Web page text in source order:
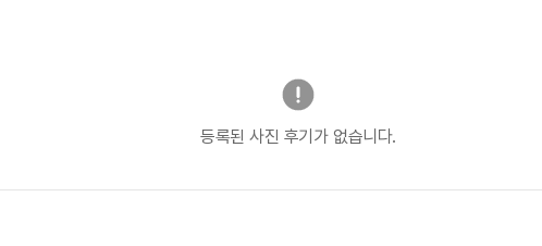
등록된 사진 후기가 없습니다.